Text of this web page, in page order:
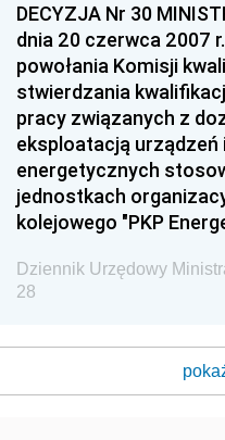
DECYZJA Nr 30
dnia 20 czerwca 2007
powołania Komisji
stwierdzania
pracy związanych z
eksploatacją urządzeń
energetycznych
jednostkach
kolejowego "PKP
Dziennik Urzędowy
28